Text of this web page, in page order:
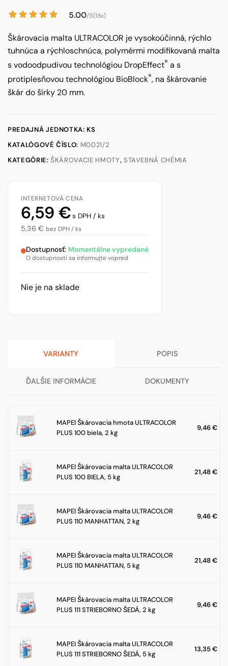
5.00/5(18x)
Škárovacia malta ULTRACOLOR je vysokoúčinná, rýchlo
tuhnúca a rýchloschnúca, polymérmi modifikovaná malta
s vodoodpudivou technológiou DropEffect® a s
protiplesňovou technológiou BioBlock®, na škárovanie
škár do šírky 20 mm.
PREDAJNÁ JEDNOTKA: KS
KATALÓGOVÉ ČÍSLO: M0021/2
KATEGÓRIE: ŠKÁROVACIE HMOTY, STAVEBNÁ CHÉMIA
INTERNETOVÁ CENA
6,59 €s DPH / ks
5,36 € bez DPH / ks
Dostupnosť: Momentálne vypredané
O dostupnosti sa informujte vopred
Nie je na sklade
VARIANTY POPIS
ĎALŠIE INFORMÁCIE DOKUMENTY
MAPEI Škárovacia hmota ULTRACOLOR
PLUS 100 biela, 2 kg
9,46€
MAPEI Škárovacia malta ULTRACOLOR
PLUS 100 BIELA, 5 kg
21,48€
MAPEI Škárovacia malta ULTRACOLOR
PLUS 110 MANHATTAN, 2 kg
9,46€
MAPEI Škárovacia malta ULTRACOLOR
PLUS 110 MANHATTAN, 5 kg
21,48€
MAPEI Škárovacia malta ULTRACOLOR
PLUS 111 STRIEBORNO ŠEDÁ, 2 kg
9,46€
MAPEI Škárovacia malta ULTRACOLOR
PLUS 111 STRIEBORNO ŠEDÁ, 5 kg
13,35€